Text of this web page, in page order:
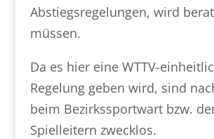
Abstiegsregelungen, wird
müssen.
Da es hier eine WTTV-
Regelung geben wird, sind
beim Bezirkssportwart bzw.
Spielleitern zwecklos.